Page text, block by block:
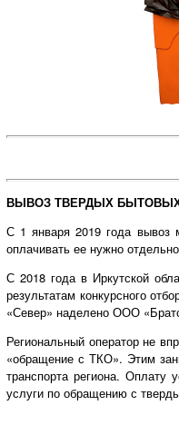
ВЫВОЗ ТВЕРДЫХ
С 1 января 2019 года вывоз
оплачивать ее нужно
С 2018 года в Иркутской
результатам конкурсного
«Север» наделено ООО
Региональный оператор не
«обращение с ТКО». Этим
транспорта региона. Оплату
услуги по обращению с